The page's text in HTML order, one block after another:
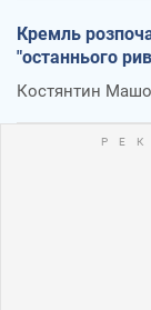
Кремль
"останнього
Костянтин